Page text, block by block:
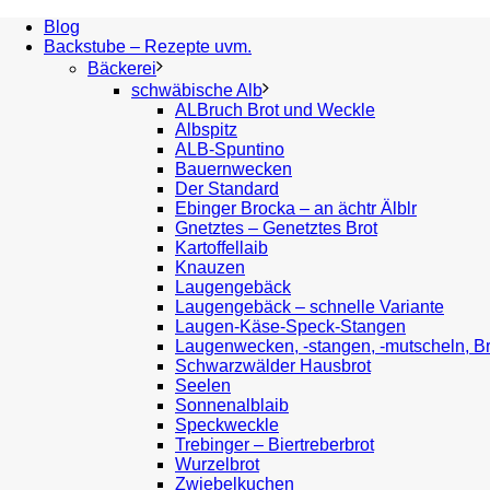
Blog
Backstube – Rezepte uvm.
Bäckerei
schwäbische Alb
ALBruch Brot und Weckle
Albspitz
ALB-Spuntino
Bauernwecken
Der Standard
Ebinger Brocka – an ächtr Älblr
Gnetztes – Genetztes Brot
Kartoffellaib
Knauzen
Laugengebäck
Laugengebäck – schnelle Variante
Laugen-Käse-Speck-Stangen
Laugenwecken, -stangen, -mutscheln,
Schwarzwälder Hausbrot
Seelen
Sonnenalblaib
Speckweckle
Trebinger – Biertreberbrot
Wurzelbrot
Zwiebelkuchen